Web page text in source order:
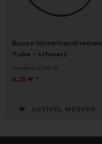
Busse Hinterhandriemen
Tube - schwarz
vorher 4,90 €
4,25 € *
ARTIKEL MERKEN